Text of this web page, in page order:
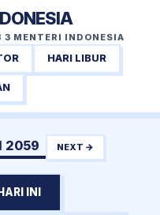
3 MENTERI INDONESIA
HARI LIBUR
2059 NEXT →
INI